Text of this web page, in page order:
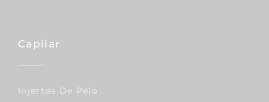
Capilar
Injertos De Pelo